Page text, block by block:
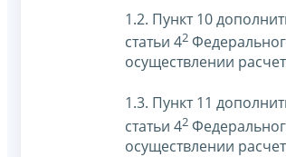
1.2. Пункт 10
статьи 42
осуществлении
1.3. Пункт 11
статьи 42
осуществлении